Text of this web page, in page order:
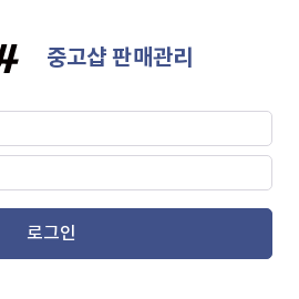
중고샵 판매관리
로그인